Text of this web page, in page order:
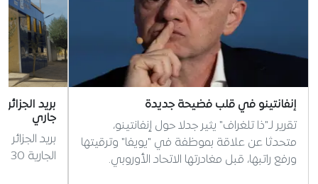
إنفانتينو في قلب فضيحة جديدة
تقرير لـ"ذا تلغراف" يثير جدلا حول إنفانتينو،
متحدثا عن علاقة بموظفة في "يويفا" وترقيتها
ورفع راتبها، قبل مغادرتها الاتحاد الأوروبي.
جاري
بريد
الجارية 30 مليون حساب